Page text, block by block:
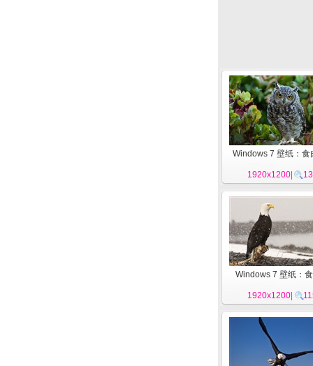
Windows 7 壁纸：食
1920x1200
Windows 7 壁纸：
1920x1200